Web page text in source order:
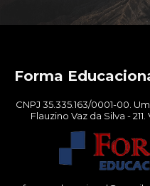
Forma
CNPJ 35.335.163/0001-00.
Flauzino Vaz da Silva -